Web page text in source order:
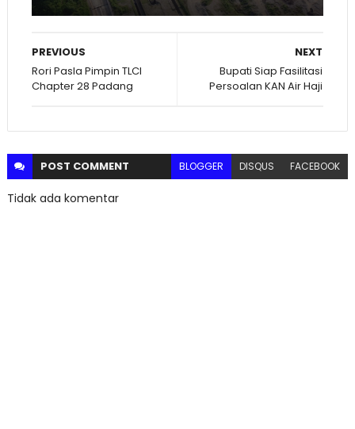
NEXT
Bupati Siap Fasilitasi
Persoalan KAN Air Haji
PREVIOUS
Rori Pasla Pimpin TLCI
Chapter 28 Padang
POST COMMENT BLOGGER DISQUS FACEBOOK
Tidak ada komentar